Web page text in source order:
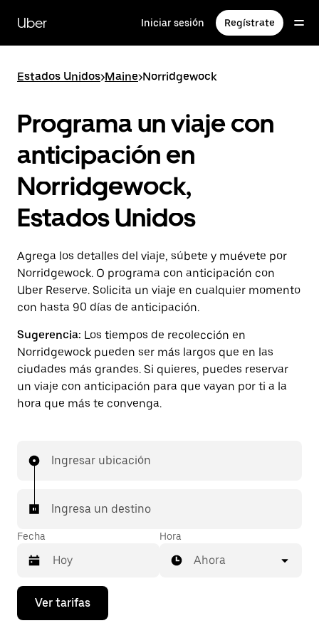
contenido
principal
Uber Iniciar sesión Regístrate
Estados Unidos>Maine>Norridgewock
Programa un viaje con
anticipación en
Norridgewock,
Estados Unidos
Agrega los detalles del viaje, súbete y muévete por
Norridgewock. O programa con anticipación con
Uber Reserve. Solicita un viaje en cualquier momento
con hasta 90 días de anticipación.
Sugerencia: Los tiempos de recolección en
Norridgewock pueden ser más largos que en las
ciudades más grandes. Si quieres, puedes reservar
un viaje con anticipación para que vayan por ti a la
hora que más te convenga.
Ingresar ubicación
Ingresa un destino
Fecha
Presiona
flecha
Hora
Ahora
Ver tarifas